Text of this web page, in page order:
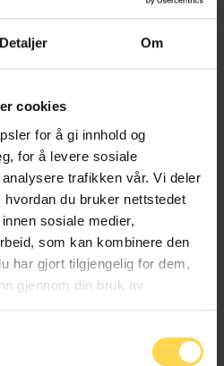
Detaljer Om
cookies
for å gi innhold og
for å levere sosiale
trafikken vår. Vi deler
du bruker nettstedet
sosiale medier,
som kan kombinere den
har gjort tilgjengelig for dem,
gjennom din bruk av
Myhrvold
Tolletaten
regelverk av
fra Tolletaten